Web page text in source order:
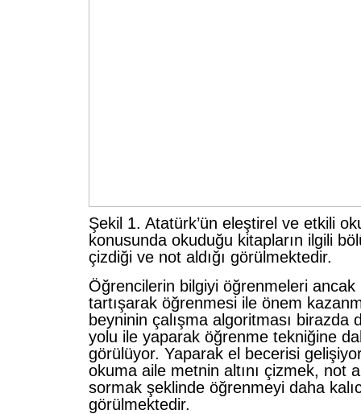
Şekil 1. Atatürk’ün eleştirel ve etkili
konusunda okuduğu kitapların ilgili
çizdiği ve not aldığı görülmektedir.
Öğrencilerin bilgiyi öğrenmeleri
tartışarak öğrenmesi ile önem
beyninin çalışma algoritması birazda
yolu ile yaparak öğrenme tekniğine
görülüyor. Yaparak el becerisi
okuma aile metnin altını çizmek, not
sormak şeklinde öğrenmeyi daha
görülmektedir.